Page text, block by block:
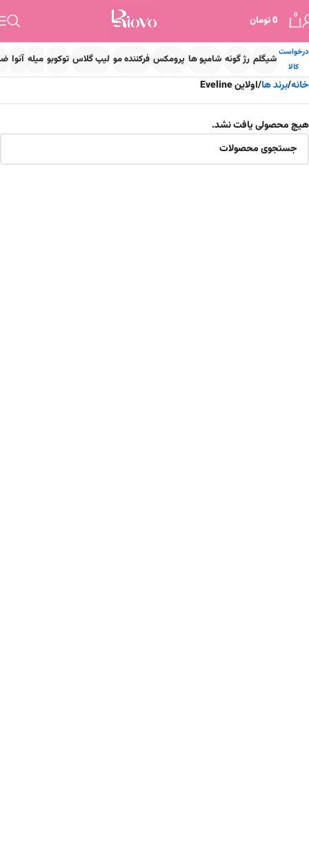
0
0تومان
درخواست
کالا
شیگلم رژ گونه شامپو ها پرومکس فرکننده مو لیپ گلاس توکوبو میله آنوا
خانه برند ها اولاین Eveline
هیچ محصولی یافت نشد.